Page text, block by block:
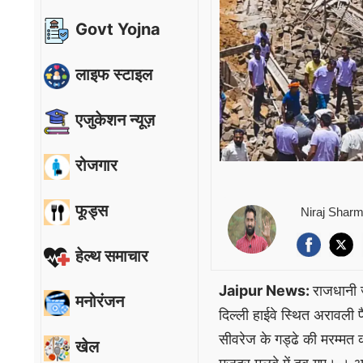
Govt Yojna
लाइफ स्टाइल
एजुकेशन न्यूज़
रोजगार
फूड्स
हेल्थ समाचार
मनोरंजन
खेल
Niraj
Jaipur News:
दिल्ली हाईवे स्थित अरावली
सीवरेज के गड्ढे की मरम्मत